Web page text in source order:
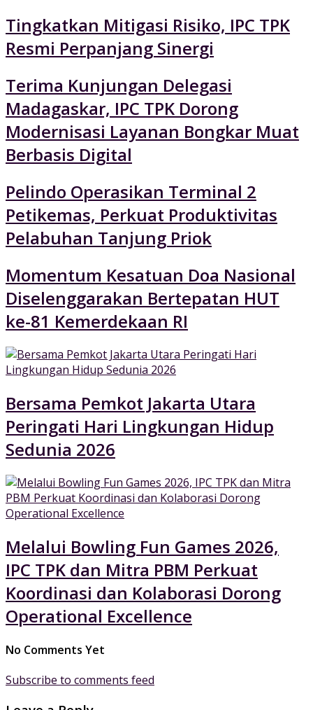
Tingkatkan Mitigasi Risiko, IPC TPK
Resmi Perpanjang Sinergi
Terima Kunjungan Delegasi
Madagaskar, IPC TPK Dorong
Modernisasi Layanan Bongkar Muat
Berbasis Digital
Pelindo Operasikan Terminal 2
Petikemas, Perkuat Produktivitas
Pelabuhan Tanjung Priok
Momentum Kesatuan Doa Nasional
Diselenggarakan Bertepatan HUT
ke-81 Kemerdekaan RI
Bersama Pemkot Jakarta Utara
Peringati Hari Lingkungan Hidup
Sedunia 2026
Melalui Bowling Fun Games 2026,
IPC TPK dan Mitra PBM Perkuat
Koordinasi dan Kolaborasi Dorong
Operational Excellence
No Comments Yet
Subscribe to comments feed